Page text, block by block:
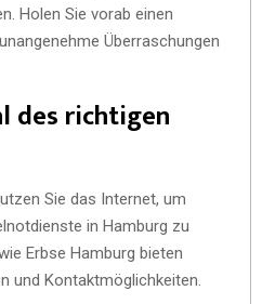
Holen Sie vorab einen
Überraschungen
des richtigen
Sie das Internet, um
in Hamburg zu
Erbse Hamburg bieten
und Kontaktmöglichkeiten.